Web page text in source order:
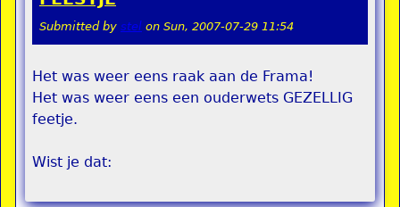
Submitted by stel on Sun, 2007-07-29 11:54
Het was weer eens raak aan de Frama!
Het was weer eens een ouderwets GEZELLIG
feetje.
Wist je dat: